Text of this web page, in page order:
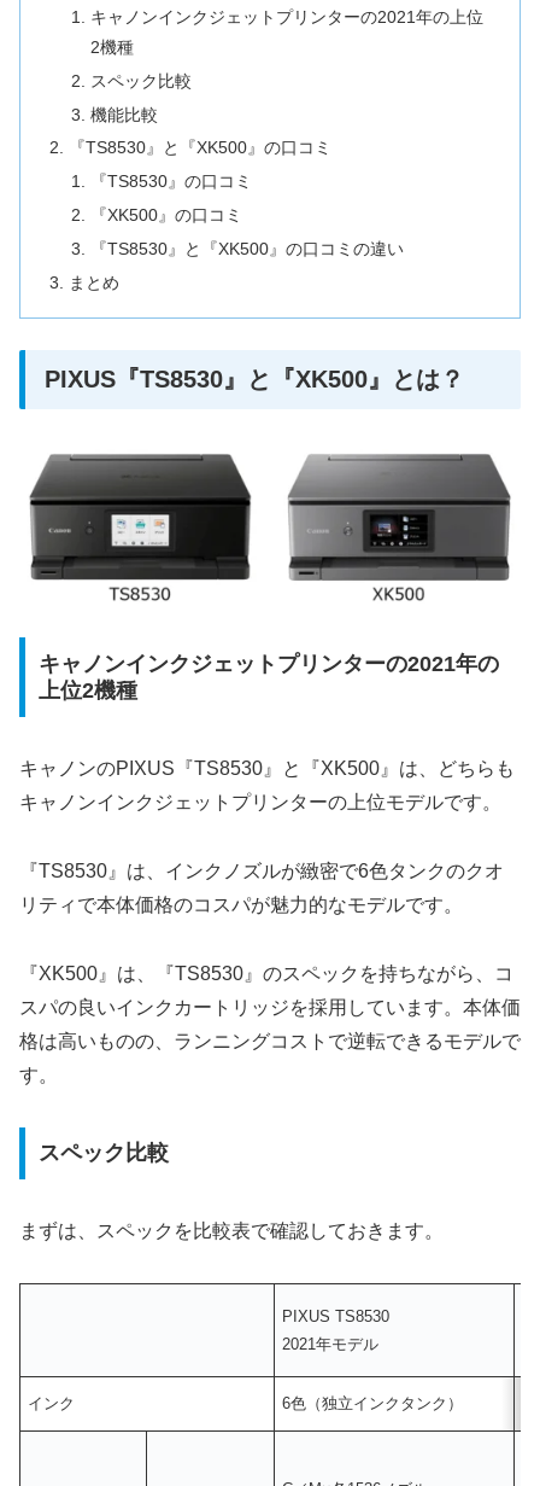
キャノンインクジェットプリンターの2021年の上位
2機種
スペック比較
機能比較
『TS8530』と『XK500』の口コミ
『TS8530』の口コミ
『XK500』の口コミ
『TS8530』と『XK500』の口コミの違い
まとめ
PIXUS『TS8530』と『XK500』とは？
キャノンインクジェットプリンターの2021年の
上位2機種
キャノンのPIXUS『TS8530』と『XK500』は、どちらも
キャノンインクジェットプリンターの上位モデルです。
『TS8530』は、インクノズルが緻密で6色タンクのクオ
リティで本体価格のコスパが魅力的なモデルです。
『XK500』は、『TS8530』のスペックを持ちながら、コ
スパの良いインクカートリッジを採用しています。本体価
格は高いものの、ランニングコストで逆転できるモデルで
す。
スペック比較
まずは、スペックを比較表で確認しておきます。
PIXUS TS8530
2021年モデル
インク 6色（独立インクタンク）